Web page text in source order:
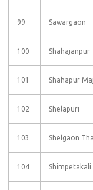
99 Sawargaon
100 Shahajanpur
101 Shahapur
102 Shelapuri
103 Shelgaon
104 Shimpetakali